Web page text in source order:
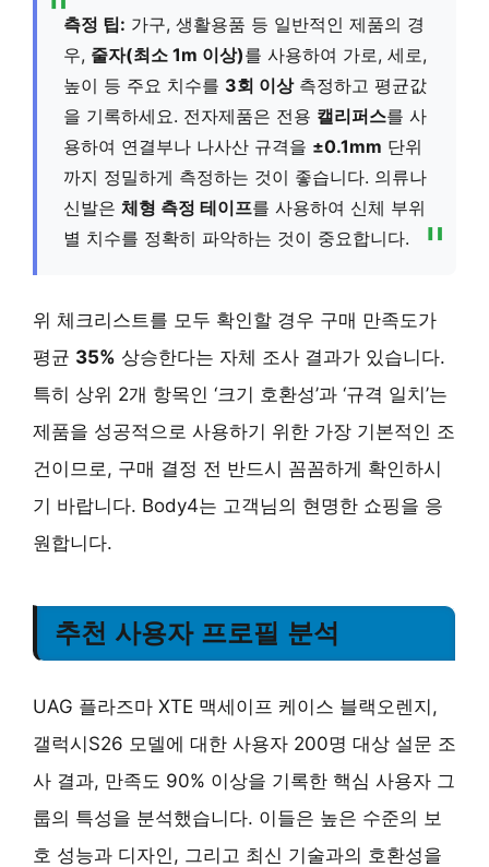
측정 팁: 가구, 생활용품 등 일반적인 제품의 경
우, 줄자(최소 1m 이상)를 사용하여 가로, 세로,
높이 등 주요 치수를 3회 이상측정하고 평균값
을 기록하세요. 전자제품은 전용 캘리퍼스를 사
용하여 연결부나 나사산 규격을 ±0.1mm 단위
까지 정밀하게 측정하는 것이 좋습니다. 의류나
신발은 체형 측정 테이프를 사용하여 신체 부위
별 치수를 정확히 파악하는 것이 중요합니다.
위 체크리스트를 모두 확인할 경우 구매 만족도가
평균 35% 상승한다는 자체 조사 결과가 있습니다.
특히 상위 2개 항목인 ‘크기 호환성’과 ‘규격 일치’는
제품을 성공적으로 사용하기 위한 가장 기본적인 조
건이므로, 구매 결정 전 반드시 꼼꼼하게 확인하시
기 바랍니다. Body4는 고객님의 현명한 쇼핑을 응
원합니다.
추천 사용자 프로필 분석
UAG 플라즈마 XTE 맥세이프 케이스 블랙오렌지,
갤럭시S26 모델에 대한 사용자 200명 대상 설문 조
사 결과, 만족도 90% 이상을 기록한 핵심 사용자 그
룹의 특성을 분석했습니다. 이들은 높은 수준의 보
호 성능과 디자인, 그리고 최신 기술과의 호환성을